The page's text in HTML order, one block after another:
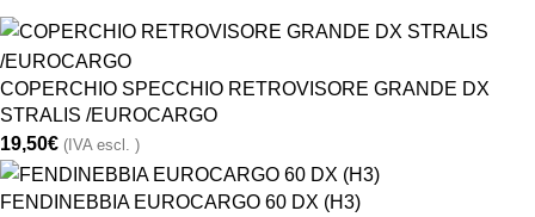
COPERCHIO SPECCHIO RETROVISORE GRANDE DX
STRALIS /EUROCARGO
19,50€ (IVA escl. )
FENDINEBBIA EUROCARGO 60 DX (H3)